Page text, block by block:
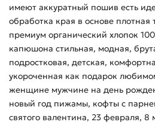
имеют аккуратный пошив есть
обработка края в основе плотная
премиум органический хлопок
капюшона стильная, модная,
подростковая, детская,
укороченная как подарок
женщине мужчине на день
новый год пижамы, кофты с
святого валентина, 23 февраля,